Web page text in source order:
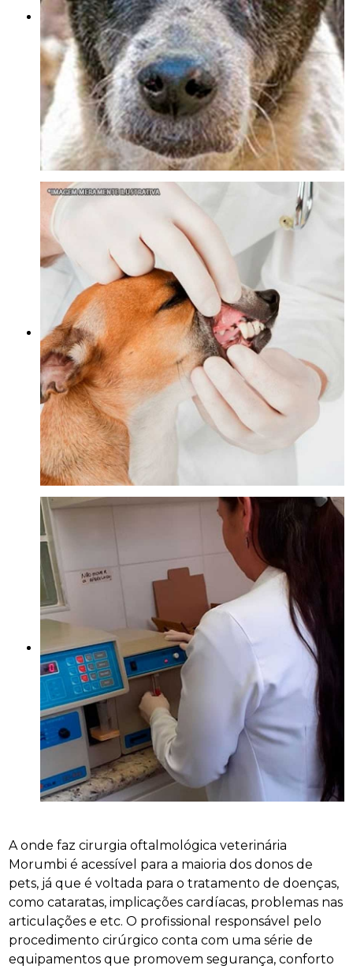
A onde faz cirurgia oftalmológica veterinária
Morumbi é acessível para a maioria dos donos de
pets, já que é voltada para o tratamento de doenças,
como cataratas, implicações cardíacas, problemas nas
articulações e etc. O profissional responsável pelo
procedimento cirúrgico conta com uma série de
equipamentos que promovem segurança, conforto